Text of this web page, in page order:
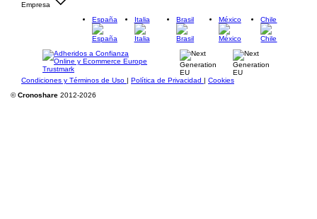
Empresa
España
Italia Brasil México Chile
Condiciones y Términos de Uso | Política de Privacidad | Cookies
©Cronoshare 2012-2026